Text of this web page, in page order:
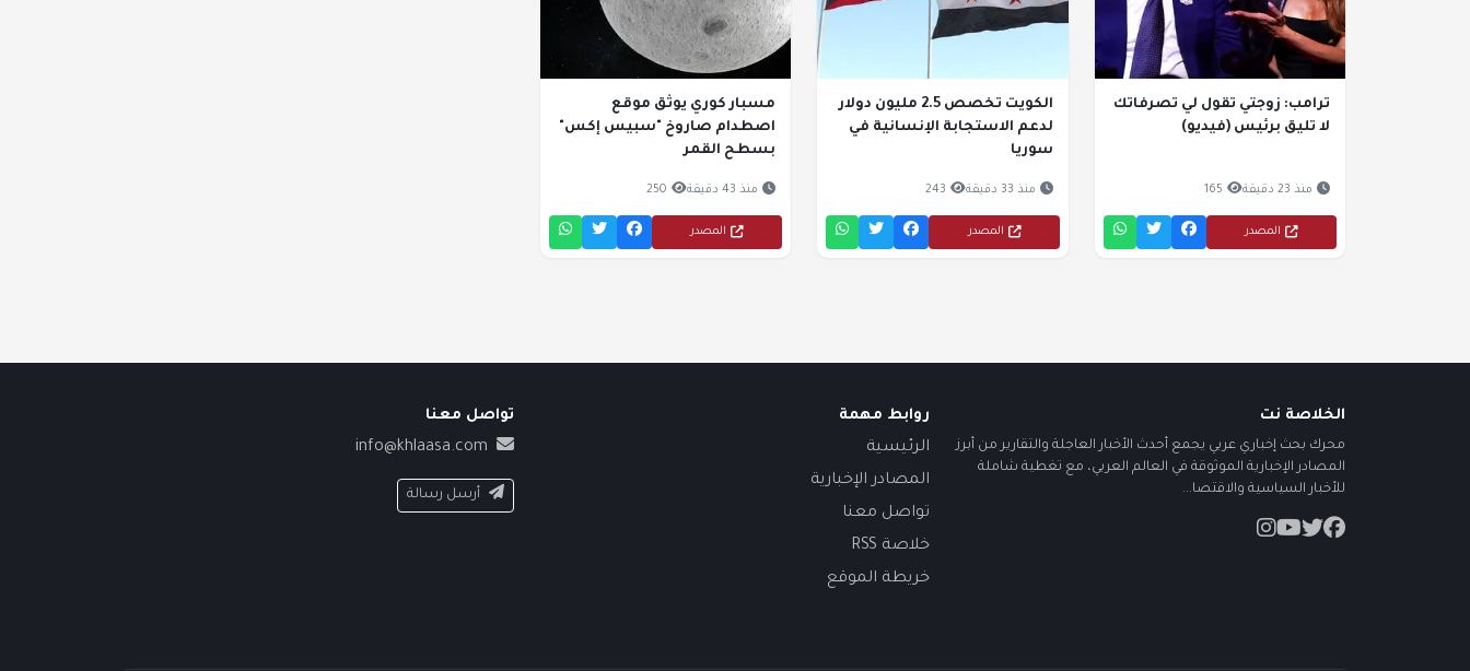
ترامب: زوجتي تقول لي تصرفاتك
لا تليق برئيس (فيديو)
منذ 23 دقيقة 165
المصدر
الكويت تخصص 2.5 مليون دولار
لدعم الاستجابة الإنسانية في
سوريا
منذ 33 دقيقة 243
المصدر
مسبار كوري يوثق موقع
اصطدام صاروخ "سبيس إكس"
بسطح القمر
منذ 43 دقيقة 250
المصدر
الخلاصة نت
محرك بحث إخباري عربي يجمع أحدث الأخبار العاجلة والتقارير من أبرز
المصادر الإخبارية الموثوقة في العالم العربي، مع تغطية شاملة
للأخبار السياسية والاقتصا...
روابط مهمة
الرئيسية
المصادر الإخبارية
تواصل معنا
خلاصة RSS
خريطة الموقع
تواصل معنا
info@khlaasa.com
أرسل رسالة